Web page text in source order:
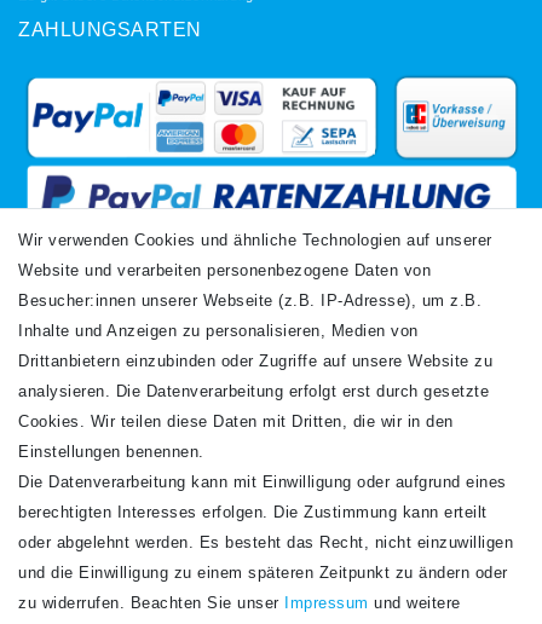
ZAHLUNGSARTEN
VERSANDARTEN
Newsletter
Honig
Hiermit bestätige ich, dass ich dieDaten­schutz­erklärunggelesen habe. Meine
Wir verwenden Cookies und ähnliche Technologien auf unserer
Website und verarbeiten personenbezogene Daten von
Besucher:innen unserer Webseite (z.B. IP-Adresse), um z.B.
Inhalte und Anzeigen zu personalisieren, Medien von
Drittanbietern einzubinden oder Zugriffe auf unsere Website zu
analysieren. Die Datenverarbeitung erfolgt erst durch gesetzte
Cookies. Wir teilen diese Daten mit Dritten, die wir in den
Einstellungen benennen.
Die Datenverarbeitung kann mit Einwilligung oder aufgrund eines
berechtigten Interesses erfolgen. Die Zustimmung kann erteilt
oder abgelehnt werden. Es besteht das Recht, nicht einzuwilligen
und die Einwilligung zu einem späteren Zeitpunkt zu ändern oder
zu widerrufen. Beachten Sie unser
Impressum und weitere